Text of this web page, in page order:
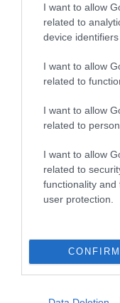
I want to allow
related to
device identifiers
I want to allow
related to
I want to allow
related to
I want to allow
related to
functionality
user protection.
CONFIRM
ΡΟΗ
από την ΕΕ έργο
Gaming Police”
των παιδιών στο
διαδίκτυο
ΑΑΔΕ:
για τα πρόστιμα σε
παραβάσεις που
αφορούν τους
31.07.2026
δεν είναι απλώς
νέα τεχνολογία,
μια νέα
31.07.2026
Νέος οδηγός του